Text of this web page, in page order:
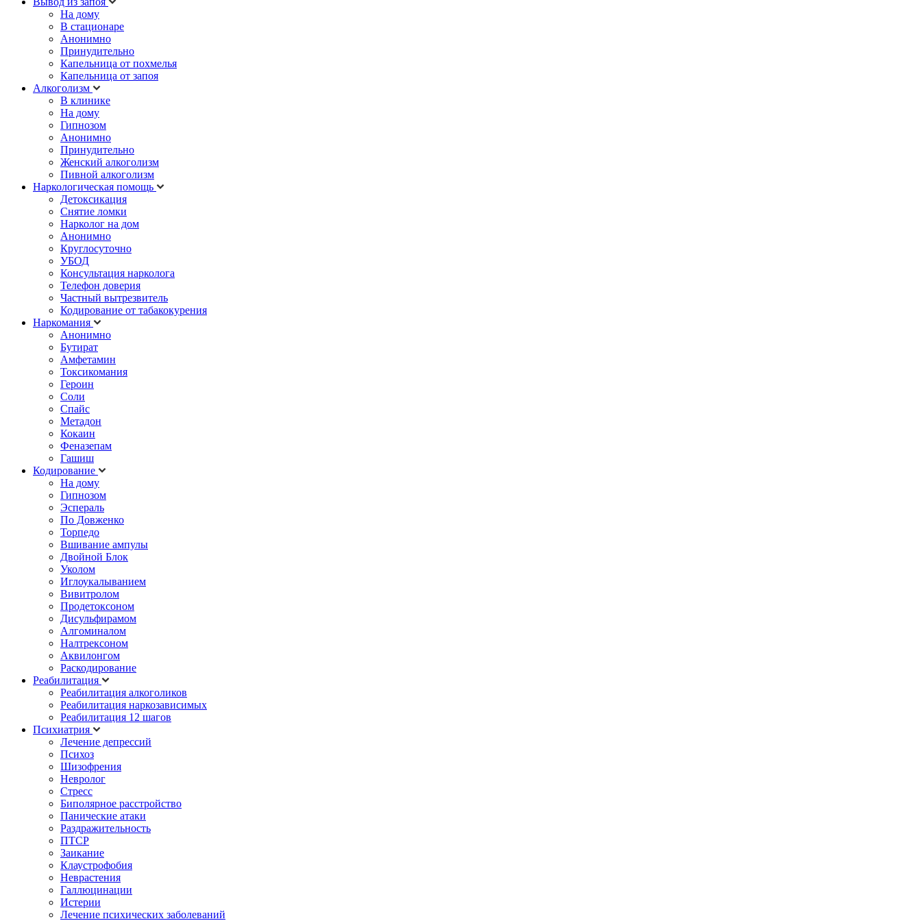
На дому
В стационаре
Анонимно
Принудительно
Капельница от похмелья
Капельница от запоя
Алкоголизм
В клинике
На дому
Гипнозом
Анонимно
Принудительно
Женский алкоголизм
Пивной алкоголизм
Наркологическая помощь
Детоксикация
Снятие ломки
Нарколог на дом
Анонимно
Круглосуточно
УБОД
Консультация нарколога
Телефон доверия
Частный вытрезвитель
Кодирование от табакокурения
Наркомания
Анонимно
Бутират
Амфетамин
Токсикомания
Героин
Соли
Спайс
Метадон
Кокаин
Феназепам
Гашиш
Кодирование
На дому
Гипнозом
Эспераль
По Довженко
Торпедо
Вшивание ампулы
Двойной Блок
Уколом
Иглоукалыванием
Вивитролом
Продетоксоном
Дисульфирамом
Алгоминалом
Налтрексоном
Аквилонгом
Раскодирование
Реабилитация
Реабилитация алкоголиков
Реабилитация наркозависимых
Реабилитация 12 шагов
Психиатрия
Лечение депрессий
Психоз
Шизофрения
Невролог
Стресс
Биполярное расстройство
Панические атаки
Раздражительность
ПТСР
Заикание
Клаустрофобия
Неврастения
Галлюцинации
Истерии
Лечение психических заболеваний